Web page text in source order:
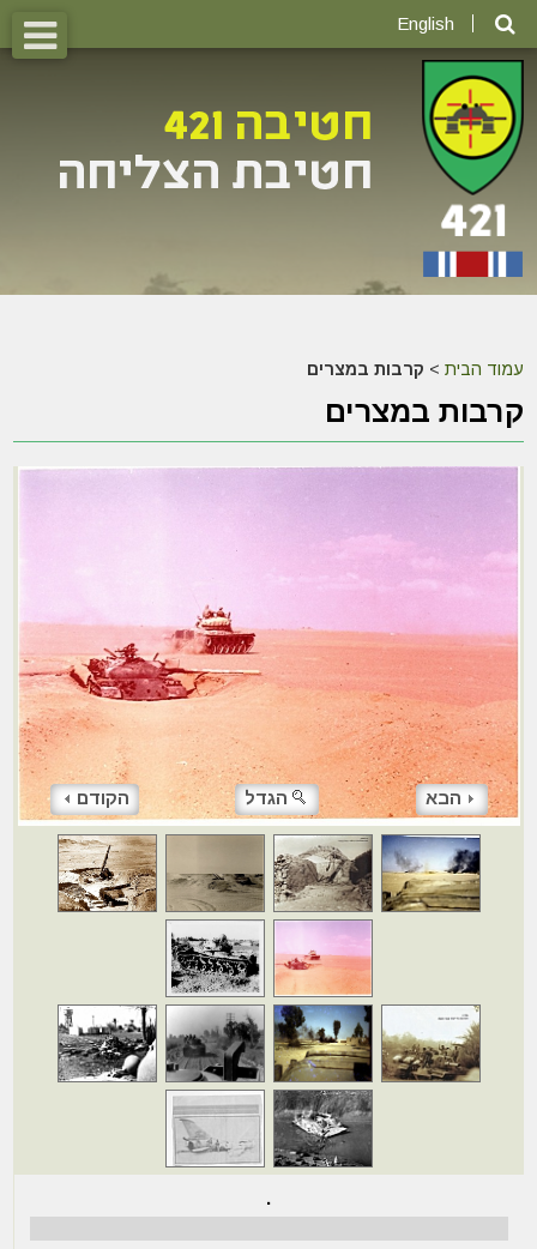
English
עמוד הבית > קרבות במצרים
קרבות במצרים
הקודם הגדל הבא
.